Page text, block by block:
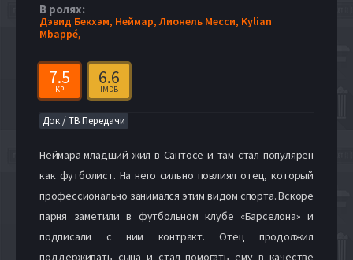
В ролях:
Дэвид Бекхэм, Неймар,Лионель Месси, Kylian
Mbappé,
7.5
KP
6.6
IMDB
Док / ТВ Передачи
Неймара-младший жил в Сантосе и там стал популярен
как футболист. На него сильно повлиял отец, который
профессионально занимался этим видом спорта. Вскоре
парня заметили в футбольном клубе «Барселона» и
подписали с ним контракт. Отец продолжил
поддерживать сына и стал помогать ему в качестве